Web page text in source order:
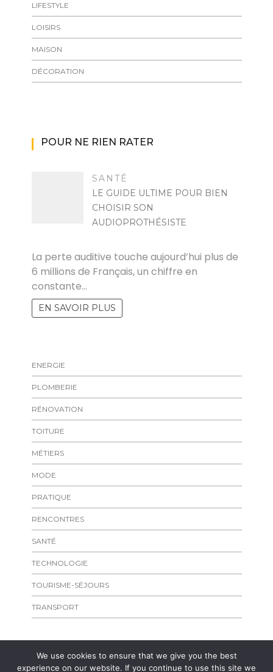
LIFESTYLE
LOISIRS
MAISON
DÉCORATION
POUR NE RIEN RATER
SANTÉ
LE GUIDE ULTIME POUR BIEN
CHOISIR SON
AUDIOPROTHÉSISTE
La perte auditive touche aujourd’hui plus de
6 millions de Français, un chiffre en
constante…
EN SAVOIR PLUS
ENERGIE
PLOMBERIE
RÉNOVATION
TOITURE
MÉTIERS
MODE
PRATIQUE
RENCONTRES
SANTÉ
TECHNOLOGIE
TOURISME-SÉJOURS
TRANSPORT
We use cookies to ensure that we give you the best
experience on our website. If you continue to use this site we